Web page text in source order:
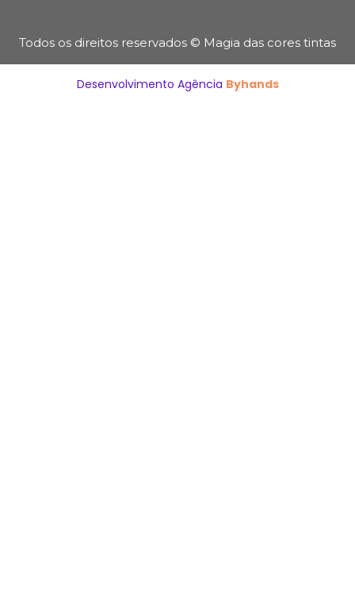
Todos os direitos reservados © Magia das cores tintas
Desenvolvimento Agência Byhands